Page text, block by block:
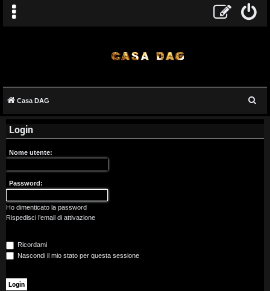
r
g
o
m
e
n
t
i
Casa DAG
Login
Nome utente:
Password:
Ho dimenticato la password
Rispedisci l’email di attivazione
Ricordami
Nascondi il mio stato per questa sessione